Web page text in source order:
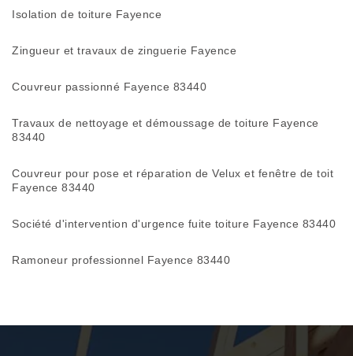
Isolation de toiture Fayence
Zingueur et travaux de zinguerie Fayence
Couvreur passionné Fayence 83440
Travaux de nettoyage et démoussage de toiture Fayence
83440
Couvreur pour pose et réparation de Velux et fenêtre de toit
Fayence 83440
Société d'intervention d'urgence fuite toiture Fayence 83440
Ramoneur professionnel Fayence 83440